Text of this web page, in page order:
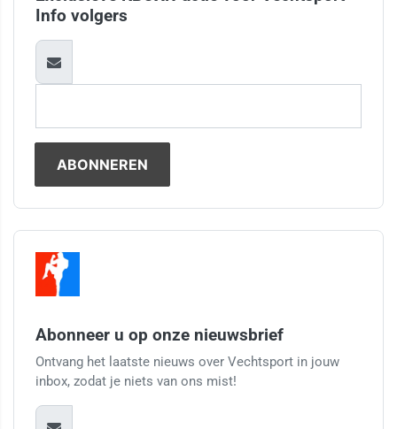
Info volgers
Abonneer u op onze nieuwsbrief
Ontvang het laatste nieuws over Vechtsport in jouw
inbox, zodat je niets van ons mist!